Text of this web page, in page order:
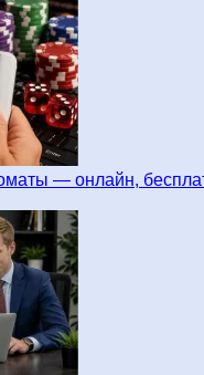
— онлайн,